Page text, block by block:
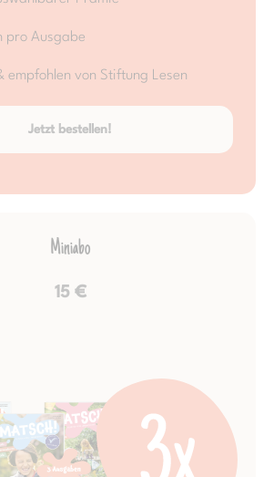
pro Ausgabe
empfohlen von Stiftung Lesen
Jetzt bestellen!
Miniabo
15 €